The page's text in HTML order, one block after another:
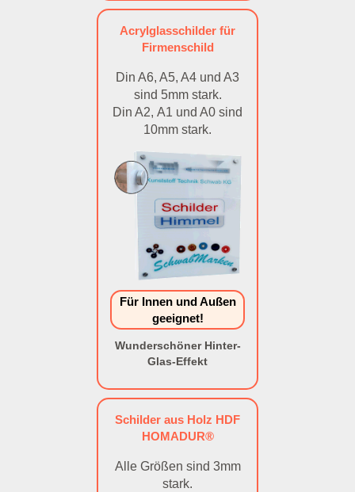
Acrylglasschilder für
Firmenschild
Din A6, A5, A4 und A3
sind 5mm stark.
Din A2, A1 und A0 sind
10mm stark.
Für Innen und Außen
geeignet!
Wunderschöner Hinter-
Glas-Effekt
Schilder aus Holz HDF
HOMADUR®
Alle Größen sind 3mm
stark.